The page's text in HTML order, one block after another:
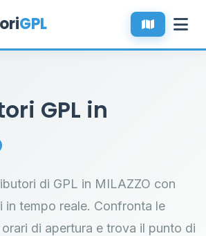
GPL
GPL in
di GPL in MILAZZO con
in tempo reale. Confronta le
di apertura e trova il punto di